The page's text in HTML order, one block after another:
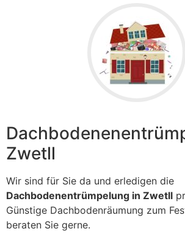
Zwetll
Wir sind für Sie da und erledigen die
Dachbodenentrümpelung in Zwetll
Günstige Dachbodenräumung zum
beraten Sie gerne.